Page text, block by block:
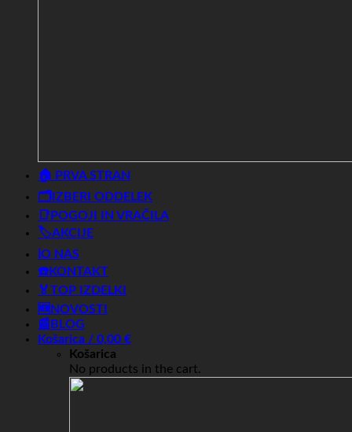
🏠 PRVA STRAN
🗂️IZBERI ODDELEK
📑POGOJI IN VRAČILA
🏷️AKCIJE
ℹ️O NAS
☎️KONTAKT
🏅TOP IZDELKI
🆕NOVOSTI
📰BLOG
Košarica / 0,00 €
Košarica
No products in the cart.